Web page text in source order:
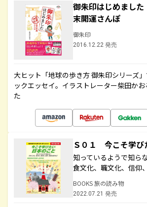
御朱印はじめまし
末開運さんぽ
御朱印
2016.12.22 発売
大ヒット「地球の歩き方 御朱印シリーズ
ックエッセイ。イラストレーター柴田か
た
Ｓ０１ 今こそ学び
知っているようで知ら
食文化、職文化、信仰
BOOKS 旅の読み物
2022.07.21 発売